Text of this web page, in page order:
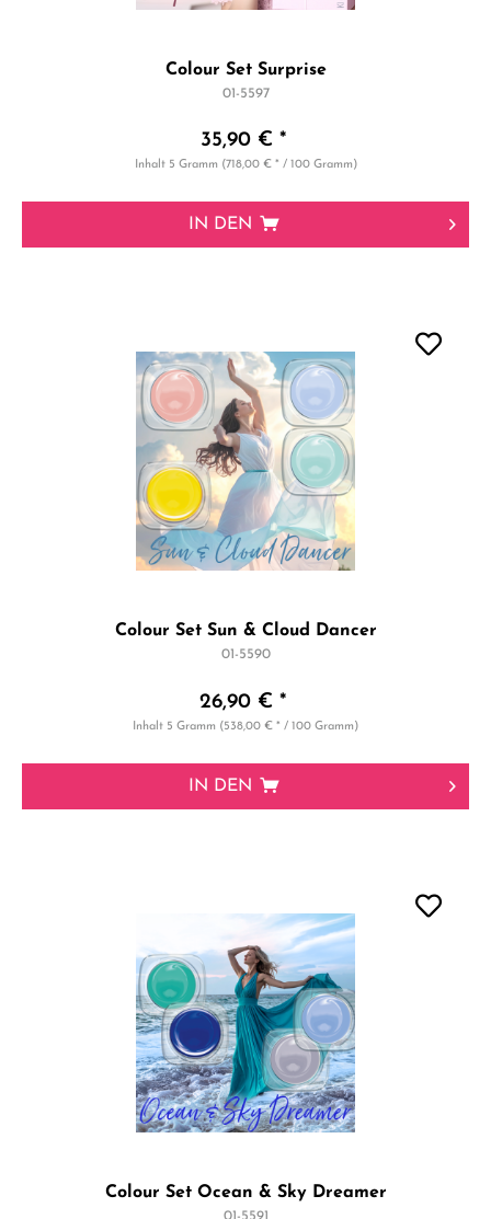
Colour Set Surprise
01-5597
35,90 € *
Inhalt 5 Gramm (718,00 € * / 100 Gramm)
IN DEN
Colour Set Sun & Cloud Dancer
01-5590
26,90 € *
Inhalt 5 Gramm (538,00 € * / 100 Gramm)
IN DEN
Colour Set Ocean & Sky Dreamer
01-5591